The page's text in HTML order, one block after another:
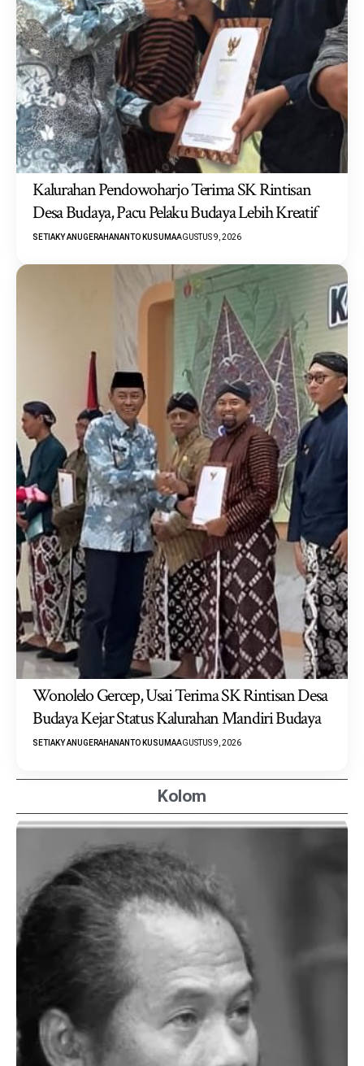
Kalurahan Pendowoharjo Terima SK Rintisan
Desa Budaya, Pacu Pelaku Budaya Lebih Kreatif
SETIAKY ANUGERAHANANTO KUSUMAAGUSTUS 9, 2026
Wonolelo Gercep, Usai Terima SK Rintisan Desa
Budaya Kejar Status Kalurahan Mandiri Budaya
SETIAKY ANUGERAHANANTO KUSUMAAGUSTUS 9, 2026
Kolom